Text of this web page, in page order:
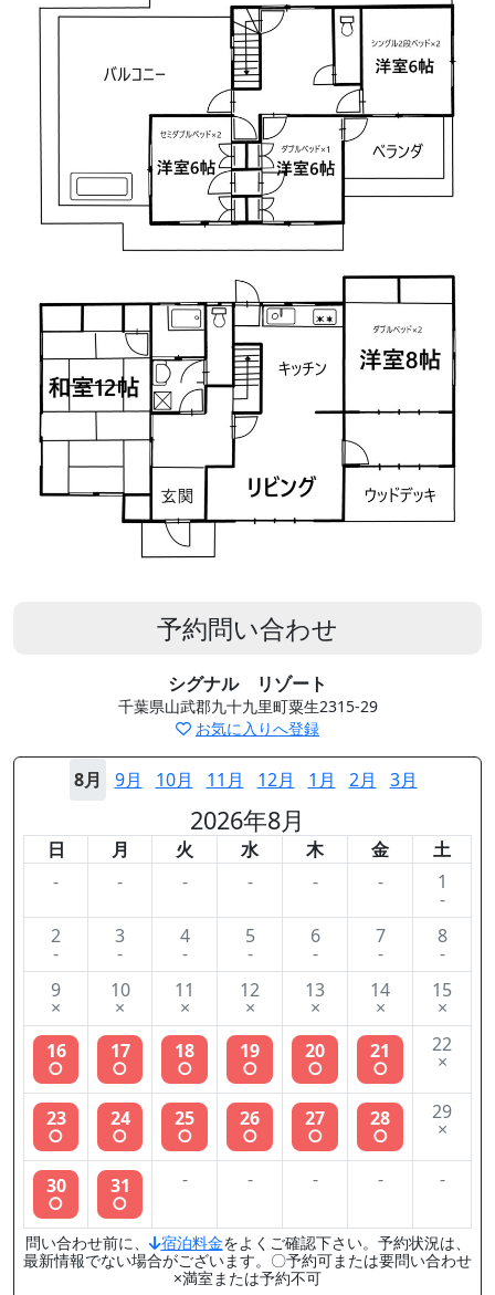
予約問い合わせ
シグナル リゾート
千葉県山武郡九十九里町粟生2315-29
お気に入りへ登録
8月 9月 10月 11月 12月 1月 2月 3月
2026年8月
日 月 火 水 木 金
土
-
- - - - - 1
-
2
-
3
-
4
-
5
-
6
-
7
-
8
-
9
×
10
×
11
×
12
×
13
×
14
×
15
×
16
○
17
○
18
○
19
○
20
○
21
○
22
×
23
○
24
○
25
○
26
○
27
○
28
○
29
×
30
○
31
○
- - - - -
問い合わせ前に、 宿泊料金をよくご確認下さい。予約状況は、
最新情報でない場合がございます。〇予約可または要問い合わせ
×満室または予約不可